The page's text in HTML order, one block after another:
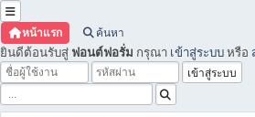
หน้าแรก ค้นหา
ยินดีต้อนรับสู่ ฟอนต์ฟอรั่ม กรุณา เข้าสู่ระบบหรือ